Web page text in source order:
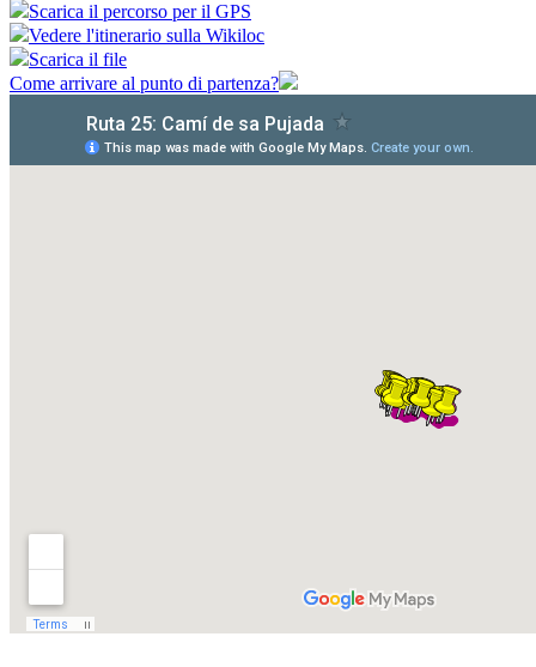
Scarica il percorso per il GPS
Vedere l'itinerario sulla Wikiloc
Scarica il file
Come arrivare al punto di partenza?